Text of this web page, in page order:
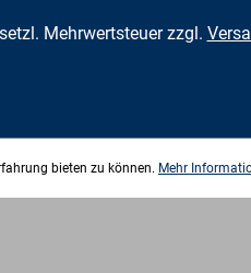
Mehrwertsteuer zzgl.
bieten zu können. Mehr